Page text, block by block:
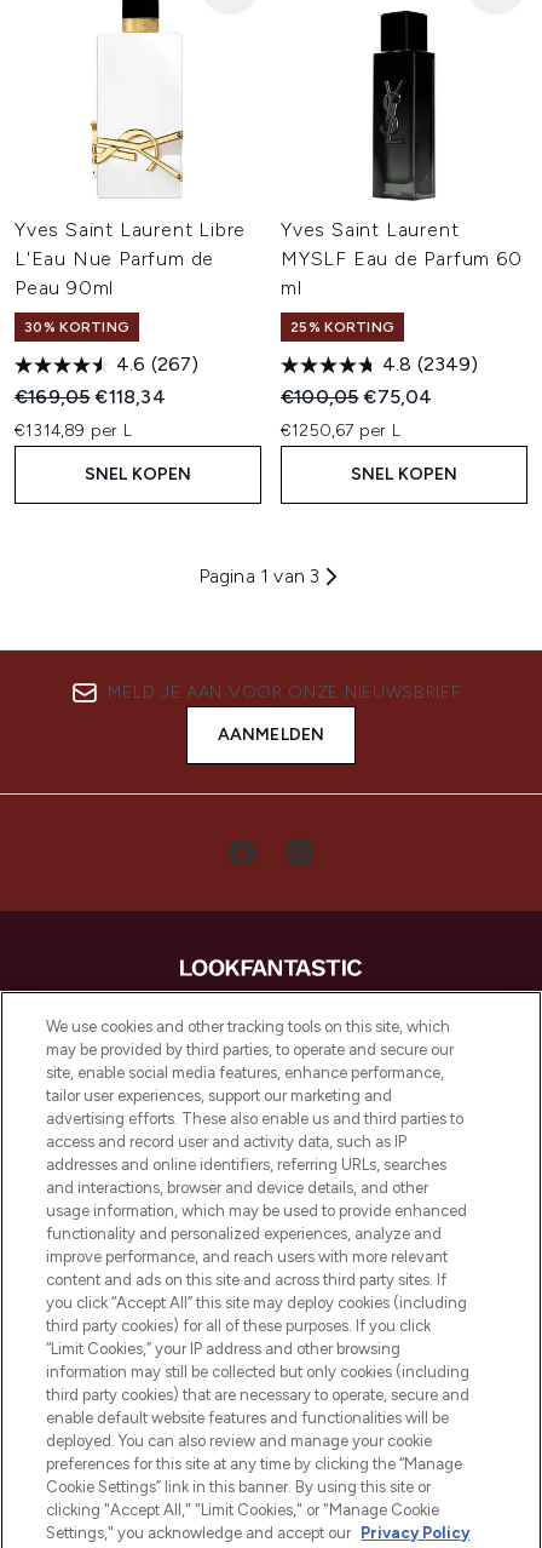
Yves Saint Laurent Libre
L'Eau Nue Parfum de
Peau 90ml
30% KORTING
4.6 (267)
Recommended Retail Price:
€169,05Huidige prijs:
€118,34
€1314,89 per L
SNEL KOPEN
Yves Saint Laurent
MYSLF Eau de Parfum 60
ml
25% KORTING
4.8 (2349)
Recommended Retail Price:
€100,05Huidige prijs:
€75,04
€1250,67 per L
SNEL KOPEN
Pagina 1 van 3
MELD JE AAN VOOR ONZE NIEUWSBRIEF
AANMELDEN
LOOKFANTASTIC is de ultieme online
beautybestemming van Europa, met de
beste huidverzorging, haarproducten en
make-up van meer dan 200 topmerken.
Shop online of via de app, met gratis
verzending vanaf €40.
Cookie-toestemming
Do Not Sell or Share My Personal
Information
HELP & INFORMATIE
BEDRIJFSINFORMATIE
OVER LOOKFANTASTIC
We use cookies and other tracking tools on this site, which
may be provided by third parties, to operate and secure our
site, enable social media features, enhance performance,
tailor user experiences, support our marketing and
advertising efforts. These also enable us and third parties to
access and record user and activity data, such as IP
addresses and online identifiers, referring URLs, searches
and interactions, browser and device details, and other
usage information, which may be used to provide enhanced
functionality and personalized experiences, analyze and
improve performance, and reach users with more relevant
content and ads on this site and across third party sites. If
you click “Accept All” this site may deploy cookies (including
third party cookies) for all of these purposes. If you click
“Limit Cookies,” your IP address and other browsing
information may still be collected but only cookies (including
third party cookies) that are necessary to operate, secure and
enable default website features and functionalities will be
deployed. You can also review and manage your cookie
preferences for this site at any time by clicking the “Manage
Cookie Settings” link in this banner. By using this site or
clicking "Accept All," "Limit Cookies," or "Manage Cookie
Settings," you acknowledge and accept our Privacy Policy